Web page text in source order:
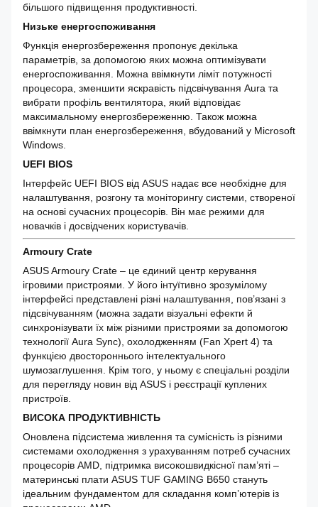
більшого підвищення продуктивності.
Низьке енергоспоживання
Функція енергозбереження пропонує декілька
параметрів, за допомогою яких можна оптимізувати
енергоспоживання. Можна ввімкнути ліміт потужності
процесора, зменшити яскравість підсвічування Aura та
вибрати профіль вентилятора, який відповідає
максимальному енергозбереженню. Також можна
ввімкнути план енергозбереження, вбудований у Microsoft
Windows.
UEFI BIOS
Інтерфейс UEFI BIOS від ASUS надає все необхідне для
налаштування, розгону та моніторингу системи, створеної
на основі сучасних процесорів. Він має режими для
новачків і досвідчених користувачів.
Armoury Crate
ASUS Armoury Crate – це єдиний центр керування
ігровими пристроями. У його інтуїтивно зрозумілому
інтерфейсі представлені різні налаштування, пов’язані з
підсвічуванням (можна задати візуальні ефекти й
синхронізувати їх між різними пристроями за допомогою
технології Aura Sync), охолодженням (Fan Xpert 4) та
функцією двостороннього інтелектуального
шумозаглушення. Крім того, у ньому є спеціальні розділи
для перегляду новин від ASUS і реєстрації куплених
пристроїв.
ВИСОКА ПРОДУКТИВНІСТЬ
Оновлена підсистема живлення та сумісність із різними
системами охолодження з урахуванням потреб сучасних
процесорів AMD, підтримка високошвидкісної пам’яті –
материнські плати ASUS TUF GAMING B650 стануть
ідеальним фундаментом для складання комп’ютерів із